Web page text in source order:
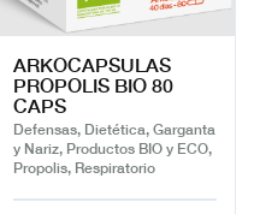
ARKOCAPSULAS
PROPOLIS BIO 80
CAPS
Defensas, Dietética, Garganta
y Nariz, Productos BIO y ECO,
Propolis, Respiratorio